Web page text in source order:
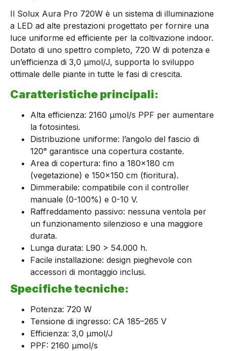
Il Solux Aura Pro 720W è un sistema di illuminazione
a LED ad alte prestazioni progettato per fornire una
luce uniforme ed efficiente per la coltivazione indoor.
Dotato di uno spettro completo, 720 W di potenza e
un’efficienza di 3,0 μmol/J, supporta lo sviluppo
ottimale delle piante in tutte le fasi di crescita.
Caratteristiche principali:
Alta efficienza: 2160 μmol/s PPF per aumentare
la fotosintesi.
Distribuzione uniforme: l’angolo del fascio di
120° garantisce una copertura costante.
Area di copertura: fino a 180×180 cm
(vegetazione) e 150×150 cm (fioritura).
Dimmerabile: compatibile con il controller
manuale (0-100%) e 0-10 V.
Raffreddamento passivo: nessuna ventola per
un funzionamento silenzioso e una maggiore
durata.
Lunga durata: L90 > 54.000 h.
Facile installazione: design pieghevole con
accessori di montaggio inclusi.
Specifiche tecniche:
Potenza: 720 W
Tensione di ingresso: CA 185–265 V
Efficienza: 3,0 μmol/J
PPF: 2160 μmol/s